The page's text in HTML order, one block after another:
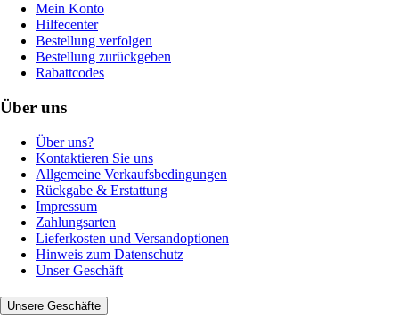
Mein Konto
Hilfecenter
Bestellung verfolgen
Bestellung zurückgeben
Rabattcodes
Über uns
Über uns?
Kontaktieren Sie uns
Allgemeine Verkaufsbedingungen
Rückgabe & Erstattung
Impressum
Zahlungsarten
Lieferkosten und Versandoptionen
Hinweis zum Datenschutz
Unser Geschäft
Unsere Geschäfte